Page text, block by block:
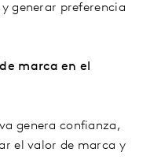
generar preferencia
marca en el
genera confianza,
el valor de marca y